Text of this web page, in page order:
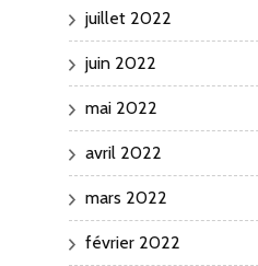
juillet 2022
juin 2022
mai 2022
avril 2022
mars 2022
février 2022